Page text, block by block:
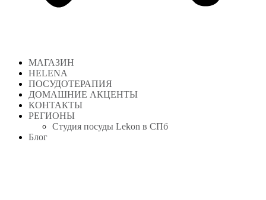
МАГАЗИН
HELENA
ПОСУДОТЕРАПИЯ
ДОМАШНИЕ АКЦЕНТЫ
КОНТАКТЫ
РЕГИОНЫ
Студия посуды Lekon в СПб
Блог